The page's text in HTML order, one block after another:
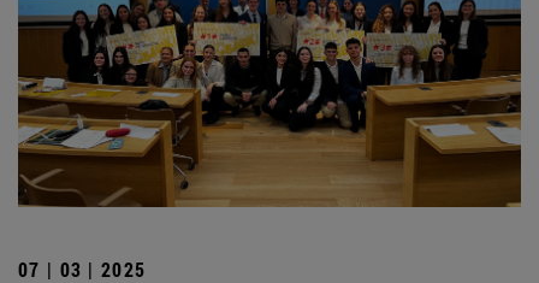
07 | 03 | 2025